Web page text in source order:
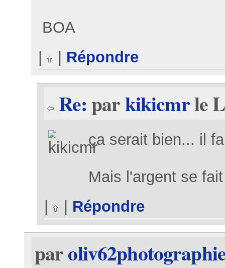
BOA
Répondre
Re:parkikicmrle
ça serait bien... il
Mais l'argent se
|
| Répondre
par